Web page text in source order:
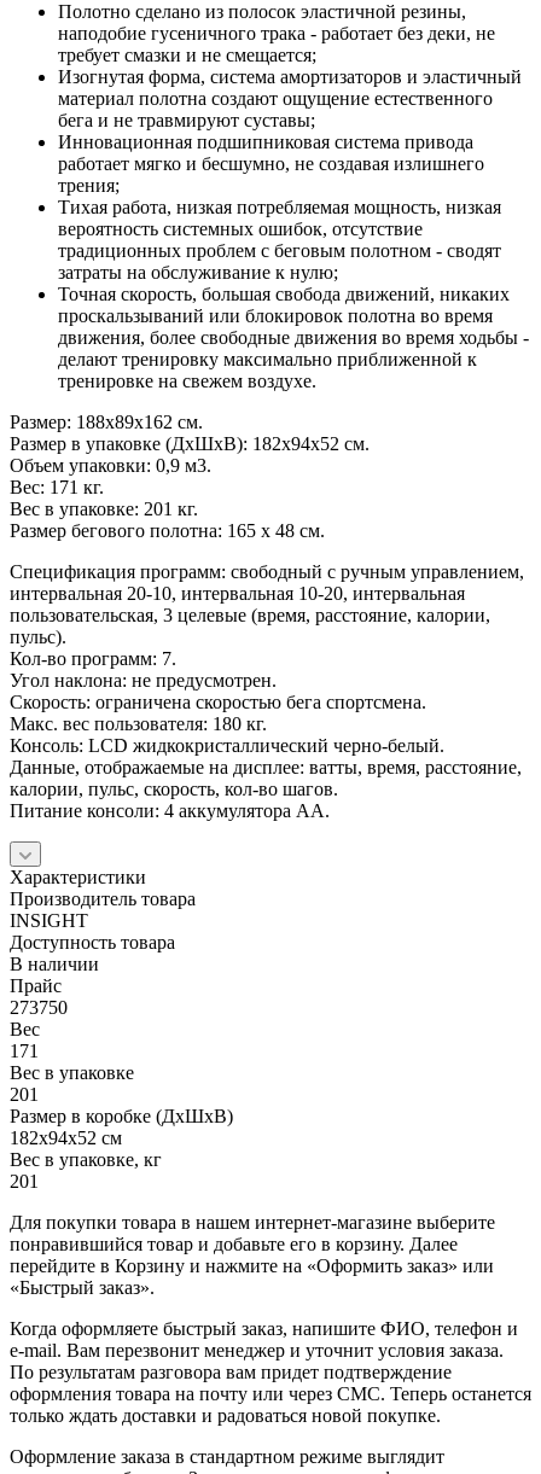
Полотно сделано из полосок эластичной резины,
наподобие гусеничного трака - работает без деки, не
требует смазки и не смещается;
Изогнутая форма, система амортизаторов и эластичный
материал полотна создают ощущение естественного
бега и не травмируют суставы;
Инновационная подшипниковая система привода
работает мягко и бесшумно, не создавая излишнего
трения;
Тихая работа, низкая потребляемая мощность, низкая
вероятность системных ошибок, отсутствие
традиционных проблем с беговым полотном - сводят
затраты на обслуживание к нулю;
Точная скорость, большая свобода движений, никаких
проскальзываний или блокировок полотна во время
движения, более свободные движения во время ходьбы -
делают тренировку максимально приближенной к
тренировке на свежем воздухе.
Размер: 188x89x162 см.
Размер в упаковке (ДхШхВ): 182х94х52 см.
Объем упаковки: 0,9 м3.
Вес: 171 кг.
Вес в упаковке: 201 кг.
Размер бегового полотна: 165 х 48 см.
Спецификация программ: свободный с ручным управлением,
интервальная 20-10, интервальная 10-20, интервальная
пользовательская, 3 целевые (время, расстояние, калории,
пульс).
Кол-во программ: 7.
Угол наклона: не предусмотрен.
Скорость: ограничена скоростью бега спортсмена.
Макс. вес пользователя: 180 кг.
Консоль: LCD жидкокристаллический черно-белый.
Данные, отображаемые на дисплее: ватты, время, расстояние,
калории, пульс, скорость, кол-во шагов.
Питание консоли: 4 аккумулятора АА.
Характеристики
Производитель товара
INSIGHT
Доступность товара
В наличии
Прайс
273750
Вес
171
Вес в упаковке
201
Размер в коробке (ДхШхВ)
182х94х52 см
Вес в упаковке, кг
201
Для покупки товара в нашем интернет-магазине выберите
понравившийся товар и добавьте его в корзину. Далее
перейдите в Корзину и нажмите на «Оформить заказ» или
«Быстрый заказ».
Когда оформляете быстрый заказ, напишите ФИО, телефон и
e-mail. Вам перезвонит менеджер и уточнит условия заказа.
По результатам разговора вам придет подтверждение
оформления товара на почту или через СМС. Теперь останется
только ждать доставки и радоваться новой покупке.
Оформление заказа в стандартном режиме выглядит